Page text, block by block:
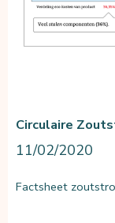
Circulaire
11/02/2020
Factsheet